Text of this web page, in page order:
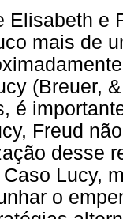
Elisabeth e
mais de
(Breuer,
é
Freud
desse
Lucy,
o